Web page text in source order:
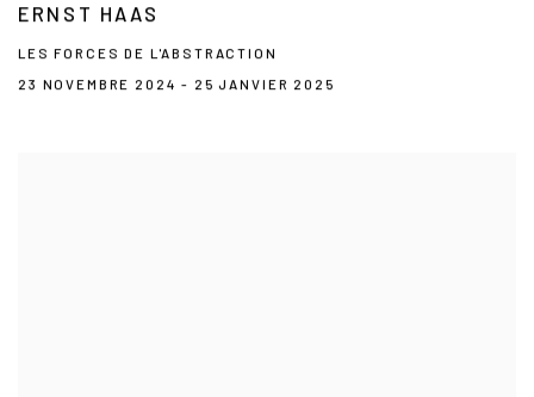
ERNST HAAS
LES FORCES DE L'ABSTRACTION
23 NOVEMBRE 2024 - 25 JANVIER 2025